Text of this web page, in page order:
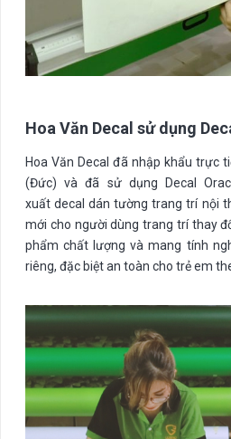
Hoa Văn Decal sử dụng
Hoa Văn Decal đã nhập khẩu trực
(Đức) và đã sử dụng Decal
xuất decal dán tường trang trí nội
mới cho người dùng trang trí thay
phẩm chất lượng và mang tính
riêng, đặc biệt an toàn cho trẻ em